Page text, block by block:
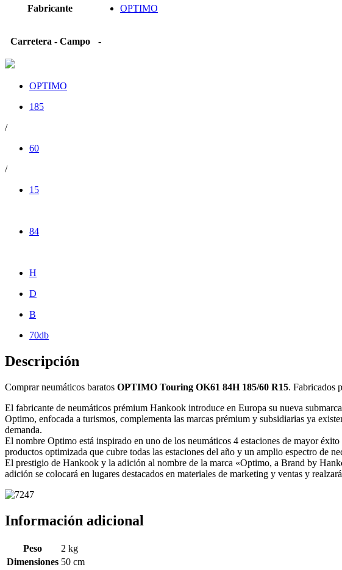
Fabricante OPTIMO
Carretera - Campo -
OPTIMO
185
/
60
/
15
84
H
D
B
70db
Descripción
Comprar neumáticos baratos OPTIMO Touring OK61 84H 185/60 R15. Fabricados
El fabricante de neumáticos prémium Hankook introduce en Europa su nueva
Optimo, enfocada a turismos, complementa las marcas prémium y subsidiarias ya
demanda.
El nombre Optimo está inspirado en uno de los neumáticos 4 estaciones de mayor
productos optimizada que cubre todas las estaciones del año y un amplio espectro de
El prestigio de Hankook y la adición al nombre de la marca «Optimo, a Brand by
adición se colocará en lugares destacados en materiales de marketing y ventas y
Información adicional
Peso
2 kg
Dimensiones 50 cm